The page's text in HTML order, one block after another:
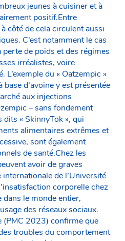
jeunes à cuisiner et à
positif.Entre
côté de cela circulent aussi
C’est notamment le cas
de poids et des régimes
irréalistes, voire
L’exemple du « Oatzempic »
d’avoine y est présentée
aux injections
– sans fondement
« SkinnyTok », qui
alimentaires extrêmes et
sont également
de santé.Chez les
avoir de graves
de l’Université
corporelle chez
dans le monde entier,
des réseaux sociaux.
(PMC 2023) confirme que
troubles du comportement